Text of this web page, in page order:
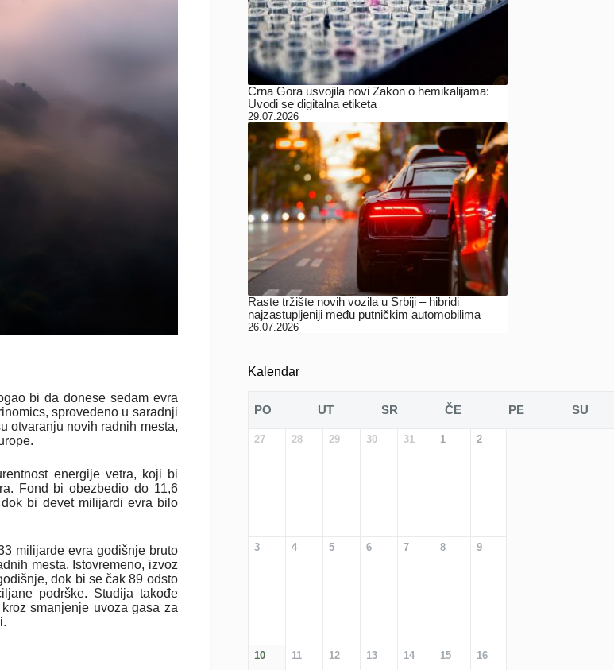
bi da donese sedam evra
sprovedeno u saradnji
otvaranju novih radnih mesta,
energije vetra, koji bi
Fond bi obezbedio do 11,6
bi devet milijardi evra bilo
milijarde evra godišnje bruto
mesta. Istovremeno, izvoz
dok bi se čak 89 odsto
podrške. Studija takođe
smanjenje uvoza gasa za
Crna Gora usvojila novi Zakon o hemikalijama:
Uvodi se digitalna etiketa
29.07.2026
Raste tržište novih vozila u Srbiji – hibridi
najzastupljeniji među putničkim automobilima
26.07.2026
Kalendar
PO UT SR ČE PE SU
27 28 29 30 31 1 2
3 4 5 6 7 8 9
10 11 12 13 14 15 16